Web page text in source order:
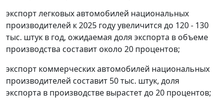
экспорт легковых автомобилей национальных
производителей к 2025 году увеличится до 120 - 130
тыс. штук в год, ожидаемая доля экспорта в объеме
производства составит около 20 процентов;
экспорт коммерческих автомобилей национальных
производителей составит 50 тыс. штук, доля
экспорта в производстве вырастет до 20 процентов;